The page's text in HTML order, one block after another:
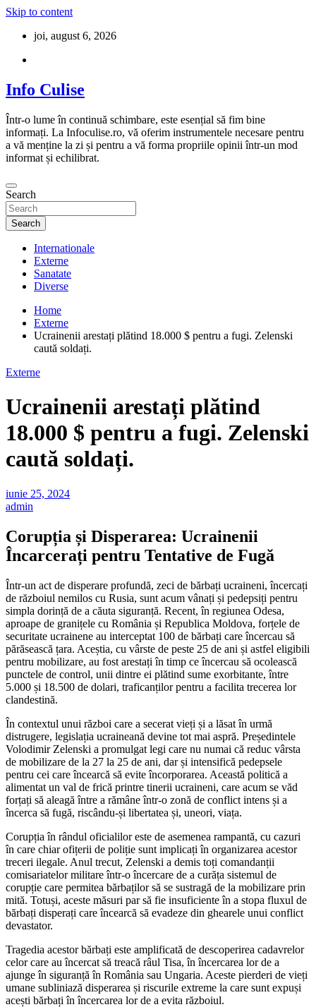
Skip to content
joi, august 6, 2026
Info Culise
Într-o lume în continuă schimbare, este esențial să fim bine
informați. La Infoculise.ro, vă oferim instrumentele necesare pentru
a vă menține la zi și pentru a vă forma propriile opinii într-un mod
informat și echilibrat.
Search
Search
Internationale
Externe
Sanatate
Diverse
Home
Externe
Ucrainenii arestați plătind 18.000 $ pentru a fugi. Zelenski
caută soldați.
Externe
Ucrainenii arestați plătind
18.000 $ pentru a fugi. Zelenski
caută soldați.
iunie 25, 2024
admin
Corupția și Disperarea: Ucrainenii
Încarcerați pentru Tentative de Fugă
Într-un act de disperare profundă, zeci de bărbați ucraineni, încercați
de războiul nemilos cu Rusia, sunt acum vânați și pedepsiți pentru
simpla dorință de a căuta siguranță. Recent, în regiunea Odesa,
aproape de granițele cu România și Republica Moldova, forțele de
securitate ucrainene au interceptat 100 de bărbați care încercau să
părăsească țara. Aceștia, cu vârste de peste 25 de ani și astfel eligibili
pentru mobilizare, au fost arestați în timp ce încercau să ocolească
punctele de control, unii dintre ei plătind sume exorbitante, între
5.000 și 18.500 de dolari, traficanților pentru a facilita trecerea lor
clandestină.
În contextul unui război care a secerat vieți și a lăsat în urmă
distrugere, legislația ucraineană devine tot mai aspră. Președintele
Volodimir Zelenski a promulgat legi care nu numai că reduc vârsta
de mobilizare de la 27 la 25 de ani, dar și intensifică pedepsele
pentru cei care încearcă să evite încorporarea. Această politică a
alimentat un val de frică printre tinerii ucraineni, care acum se văd
forțați să aleagă între a rămâne într-o zonă de conflict intens și a
încerca să fugă, riscându-și libertatea și, uneori, viața.
Corupția în rândul oficialilor este de asemenea rampantă, cu cazuri
în care chiar ofițerii de poliție sunt implicați în organizarea acestor
treceri ilegale. Anul trecut, Zelenski a demis toți comandanții
comisariatelor militare într-o încercare de a curăța sistemul de
corupție care permitea bărbaților să se sustragă de la mobilizare prin
mită. Totuși, aceste măsuri par să fie insuficiente în a stopa fluxul de
bărbați disperați care încearcă să evadeze din ghearele unui conflict
devastator.
Tragedia acestor bărbați este amplificată de descoperirea cadavrelor
celor care au încercat să treacă râul Tisa, în încercarea lor de a
ajunge în siguranță în România sau Ungaria. Aceste pierderi de vieți
umane subliniază disperarea și riscurile extreme la care sunt expuși
acești bărbați în încercarea lor de a evita războiul.